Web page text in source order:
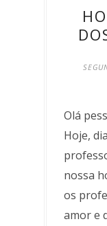
Olá
Hoje,
nossa
os
amor e